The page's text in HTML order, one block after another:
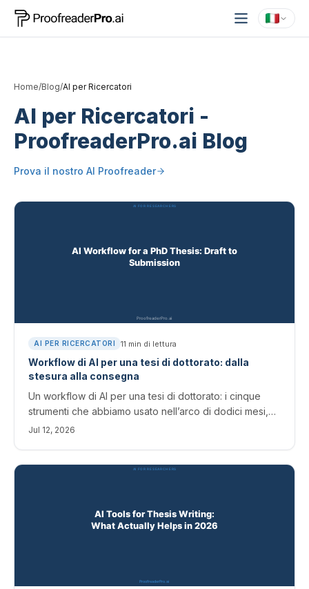
Home/Blog/AI per Ricercatori
AI per Ricercatori -
ProofreaderPro.ai Blog
Prova il nostro AI Proofreader
AI PER RICERCATORI 11 min di lettura
Workflow di AI per una tesi di dottorato: dalla
stesura alla consegna
Un workflow di AI per una tesi di dottorato: i cinque
strumenti che abbiamo usato nell’arco di dodici mesi,
dalla prima bozza alla consegna per la rivista, e in che
Jul 12, 2026